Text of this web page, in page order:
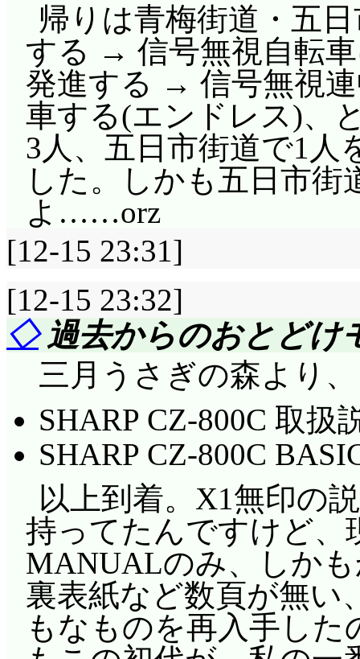
帰りは青梅街道・五
する → 信号無視自転
発進する → 信号無視
車する(エンドレス)、
3人、五日市街道で1
した。しかも五日市
よ……orz
[12-15 23:31]
[12-15 23:32]
◇過去からのおとどけ
三月うさぎの森より、
SHARP CZ-800C 取扱
SHARP CZ-800C
以上到着。X1無印の
持ってたんですけど、
MANUALのみ、しか
裏表紙など数頁が無い
もなものを再入手し